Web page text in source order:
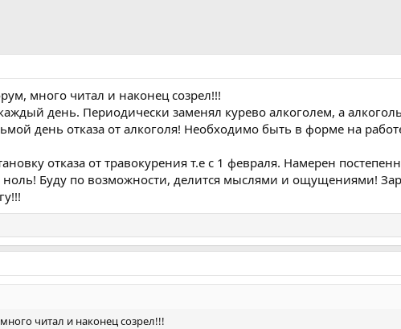
много читал и наконец созрел!!!
день. Периодически заменял курево алкоголем, а
день отказа от алкоголя! Необходимо быть в форме на
отказа от травокурения т.е с 1 февраля. Намерен
Буду по возможности, делится мыслями и ощущениями!
читал и наконец созрел!!!